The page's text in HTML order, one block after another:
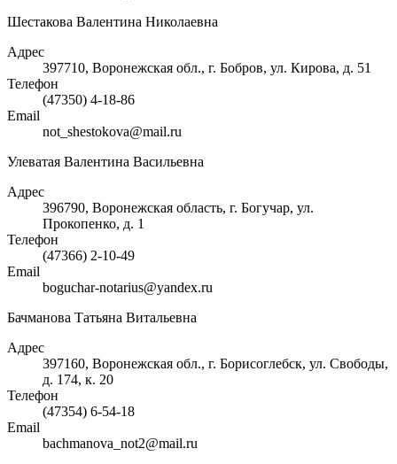
Шестакова Валентина Николаевна
Адрес
397710, Воронежская обл., г. Бобров, ул. Кирова, д. 51
Телефон
(47350) 4-18-86
Email
not_shestokova@mail.ru
Улеватая Валентина Васильевна
Адрес
396790, Воронежская область, г. Богучар, ул.
Прокопенко, д. 1
Телефон
(47366) 2-10-49
Email
boguchar-notarius@yandex.ru
Бачманова Татьяна Витальевна
Адрес
397160, Воронежская обл., г. Борисоглебск, ул. Свободы,
д. 174, к. 20
Телефон
(47354) 6-54-18
Email
bachmanova_not2@mail.ru